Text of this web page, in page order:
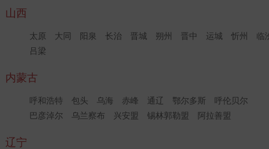
山西
太原 大同 阳泉 长治 晋城 朔州 晋中 运城 忻州
临
吕梁
内蒙古
呼和浩特 包头 乌海 赤峰 通辽 鄂尔多斯
呼伦贝尔
巴彦淖尔
乌兰察布 兴安盟 锡林郭勒盟 阿拉善盟
辽宁